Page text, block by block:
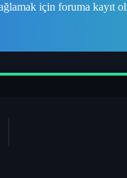
için foruma kayıt